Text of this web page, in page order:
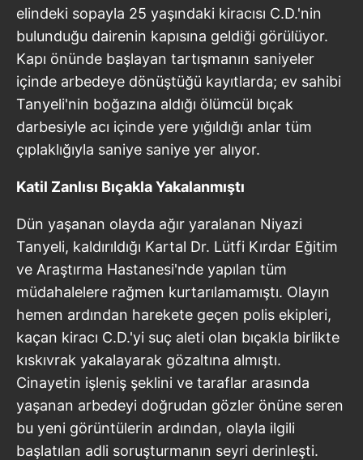
elindeki sopayla 25 yaşındaki kiracısı C.D.'nin
bulunduğu dairenin kapısına geldiği görülüyor.
Kapı önünde başlayan tartışmanın saniyeler
içinde arbedeye dönüştüğü kayıtlarda; ev sahibi
Tanyeli'nin boğazına aldığı ölümcül bıçak
darbesiyle acı içinde yere yığıldığı anlar tüm
çıplaklığıyla saniye saniye yer alıyor.
Katil Zanlısı Bıçakla Yakalanmıştı
Dün yaşanan olayda ağır yaralanan Niyazi
Tanyeli, kaldırıldığı Kartal Dr. Lütfi Kırdar Eğitim
ve Araştırma Hastanesi'nde yapılan tüm
müdahalelere rağmen kurtarılamamıştı. Olayın
hemen ardından harekete geçen polis ekipleri,
kaçan kiracı C.D.'yi suç aleti olan bıçakla birlikte
kıskıvrak yakalayarak gözaltına almıştı.
Cinayetin işleniş şeklini ve taraflar arasında
yaşanan arbedeyi doğrudan gözler önüne seren
bu yeni görüntülerin ardından, olayla ilgili
başlatılan adli soruşturmanın seyri derinleşti.